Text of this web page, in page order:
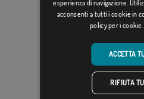
esperienza di navigazione.
acconsenti a tutti i cookie in
policy per i cookie.
ACCETTA
RIFIUTA